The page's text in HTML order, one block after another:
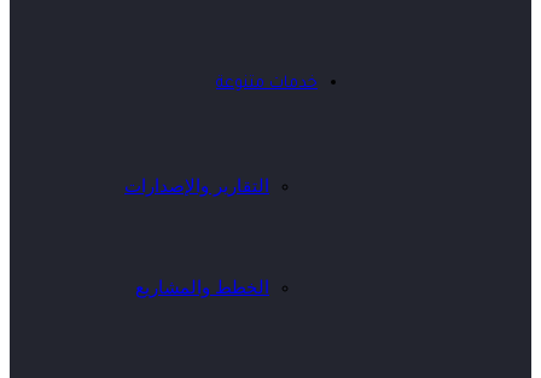
خدمات متنوعة
التقارير والإصدارات
الخطط والمشاريع